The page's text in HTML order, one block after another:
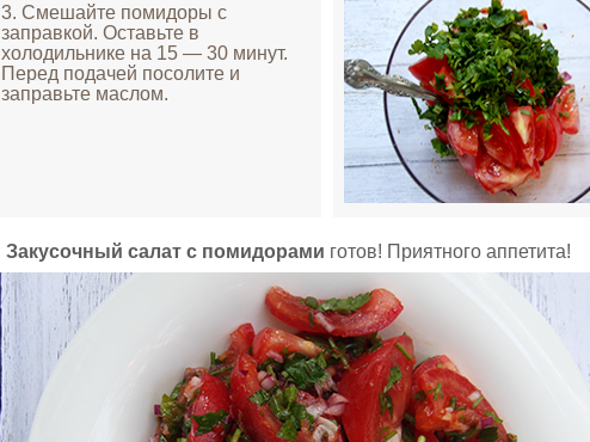
3. Смешайте помидоры с
заправкой. Оставьте в
холодильнике на 15 — 30 минут.
Перед подачей посолите и
заправьте маслом.
Закусочный салат с помидорами готов! Приятного аппетита!